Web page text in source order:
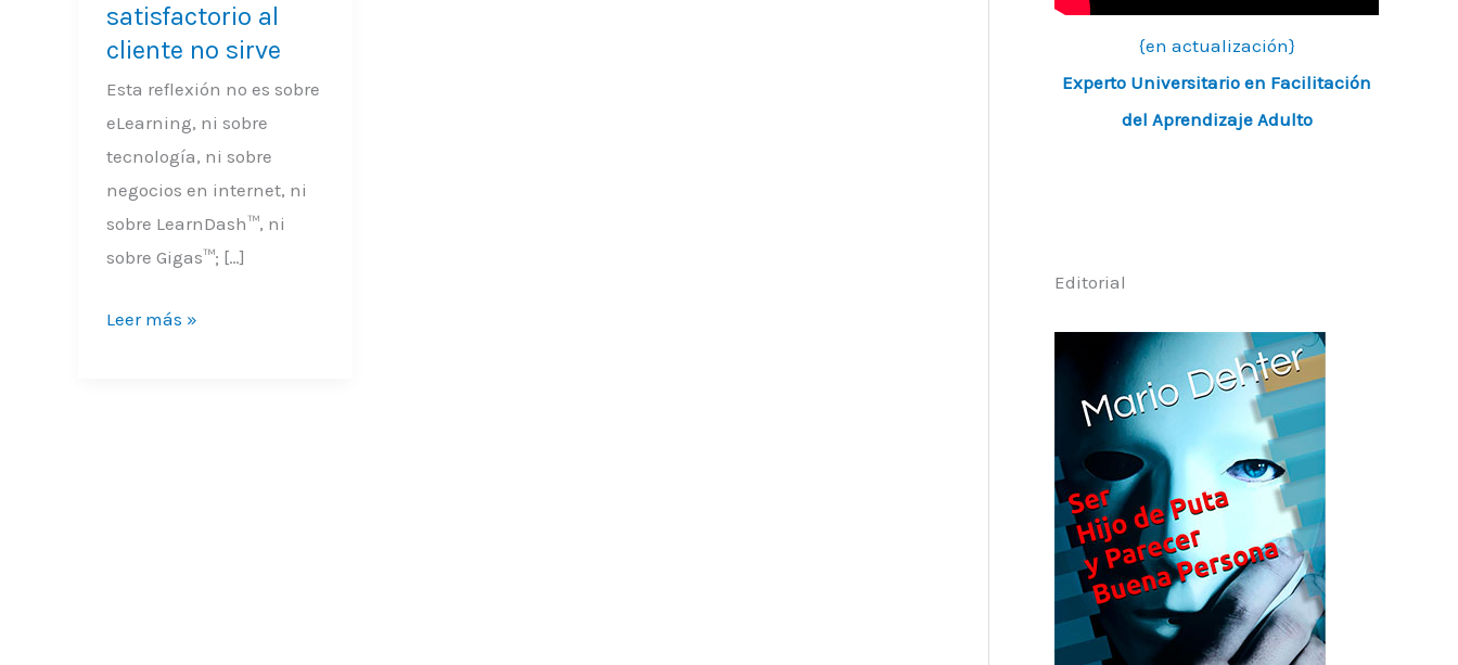
satisfactorio al
cliente no sirve
Esta reflexión no es sobre
eLearning, ni sobre
tecnología, ni sobre
negocios en internet, ni
sobre LearnDash™, ni
sobre Gigas™; […]
Leer más »
{en actualización}
Experto Universitario en Facilitación
del Aprendizaje Adulto
Editorial